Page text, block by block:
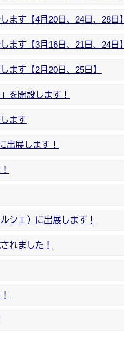
ます【4月20日、24日、28日】
ます【3月16日、21日、24日】
ます【2月20日、25日】
を開設します！
ます
出展します！
シェ）に出展します！
れました！